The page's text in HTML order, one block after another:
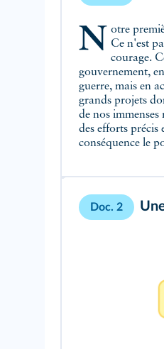
Notre première tâche, la plus importante, est de remettre les gens au travail.
Ce n'est
courage.
gouvernement,
guerre, mais en
grands projets
de nos
des efforts précis
conséquence le
soutenue par l'unification des activités de secours qui aujourd'hui sont souvent
de
caractère public. Il
Doc. 2